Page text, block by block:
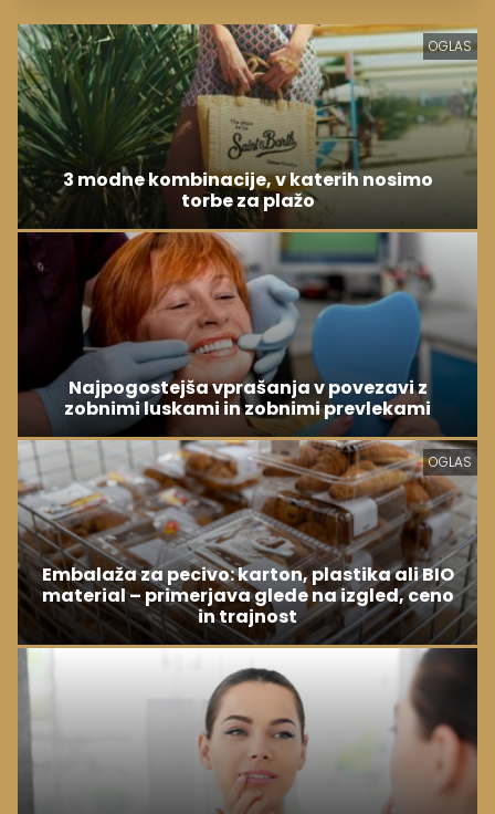
OGLAS
3 modne kombinacije, v katerih nosimo
torbe za plažo
Najpogostejša vprašanja v povezavi z
zobnimi luskami in zobnimi prevlekami
OGLAS
Embalaža za pecivo: karton, plastika ali BIO
material – primerjava glede na izgled, ceno
in trajnost